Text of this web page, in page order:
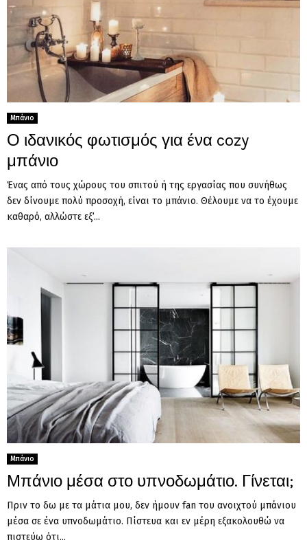
Μπάνιο
Ο ιδανικός φωτισμός για ένα cozy
μπάνιο
Ένας από τους χώρους του σπιτού ή της εργασίας που συνήθως
δεν δίνουμε πολύ προσοχή, είναι το μπάνιο. Θέλουμε να το έχουμε
καθαρό, αλλώστε εξ’...
Μπάνιο
Μπάνιο μέσα στο υπνοδωμάτιο. Γίνεται;
Πριν το δω με τα μάτια μου, δεν ήμουν fan του ανοιχτού μπάνιου
μέσα σε ένα υπνοδωμάτιο. Πίστευα και εν μέρη εξακολουθώ να
πιστεύω ότι...